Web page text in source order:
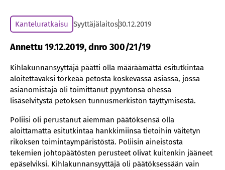
Kanteluratkaisu Syyttäjälaitos30.12.2019
Annettu 19.12.2019, dnro 300/21/19
Kihlakunnansyyttäjä päätti olla määräämättä esitutkintaa
aloitettavaksi törkeää petosta koskevassa asiassa, jossa
asianomistaja oli toimittanut pyyntönsä ohessa
lisäselvitystä petoksen tunnusmerkistön täyttymisestä.
Poliisi oli perustanut aiemman päätöksensä olla
aloittamatta esitutkintaa hankkimiinsa tietoihin väitetyn
rikoksen toimintaympäristöstä. Poliisin aineistosta
tekemien johtopäätösten perusteet olivat kuitenkin jääneet
epäselviksi. Kihlakunnansyyttäjä oli päätöksessään vain